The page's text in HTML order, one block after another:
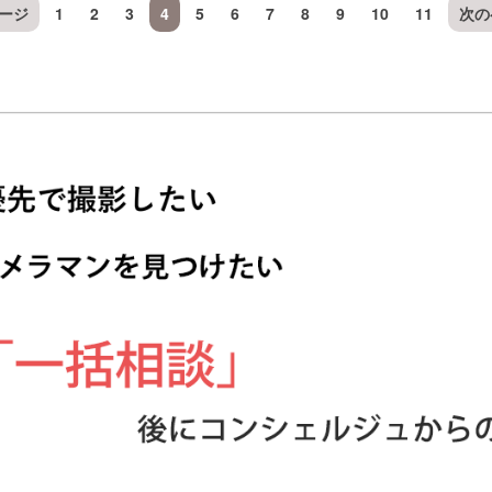
ジ 1 2 3 4 5 6 7 8 9 10 11 次